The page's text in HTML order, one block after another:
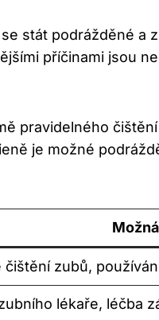
stát podrážděné a
příčinami jsou
pravidelného
je možné
čištění zubů,
lékaře, léčba